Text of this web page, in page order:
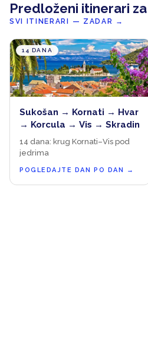
Predloženi itinerari
SVI ITINERARI — ZADAR →
14 DANA
Sukošan → Kornati → Hvar
→ Korcula → Vis → Skradin
14 dana: krug Kornati–Vis pod
jedrima
POGLEDAJTE DAN PO DAN →